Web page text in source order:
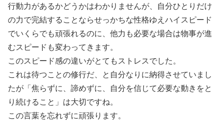
行動力があるかどうかはわかりませんが、自分ひとりだけ
の力で完結することならせっかちな性格ゆえハイスピード
でいくらでも頑張れるのに、他力も必要な場合は物事が進
むスピードも変わってきます。
このスピード感の違いがとてもストレスでした。
これは待つことの修行だ、と自分なりに納得させていまし
たが「焦らずに、諦めずに、自分を信じて必要な動きをと
り続けること」は大切ですね。
この言葉を忘れずに頑張ります。